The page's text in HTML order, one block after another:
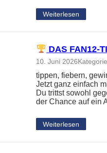
Weiterlesen
DAS FAN12-
10. Juni 2026
tippen, fiebern,
Jetzt ganz einfach
Du trittst sowohl
der Chance auf ein
Weiterlesen